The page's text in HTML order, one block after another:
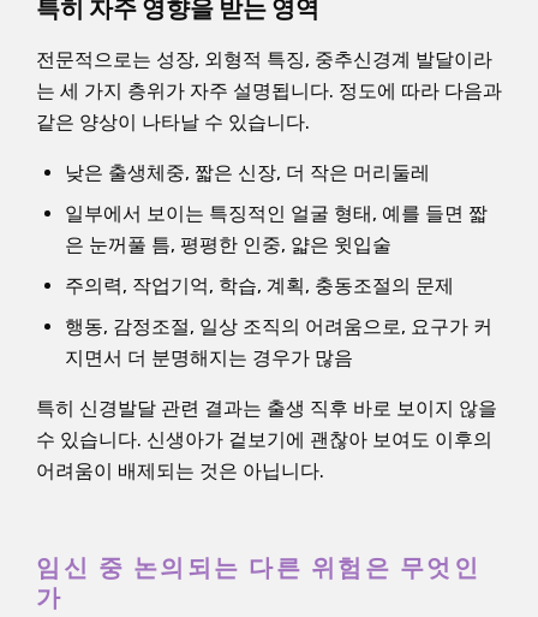
특히 자주 영향을 받는 영역
전문적으로는 성장, 외형적 특징, 중추신경계 발달이라
는 세 가지 층위가 자주 설명됩니다. 정도에 따라 다음과
같은 양상이 나타날 수 있습니다.
낮은 출생체중, 짧은 신장, 더 작은 머리둘레
일부에서 보이는 특징적인 얼굴 형태, 예를 들면 짧
은 눈꺼풀 틈, 평평한 인중, 얇은 윗입술
주의력, 작업기억, 학습, 계획, 충동조절의 문제
행동, 감정조절, 일상 조직의 어려움으로, 요구가 커
지면서 더 분명해지는 경우가 많음
특히 신경발달 관련 결과는 출생 직후 바로 보이지 않을
수 있습니다. 신생아가 겉보기에 괜찮아 보여도 이후의
어려움이 배제되는 것은 아닙니다.
임신 중 논의되는 다른 위험은 무엇인
가